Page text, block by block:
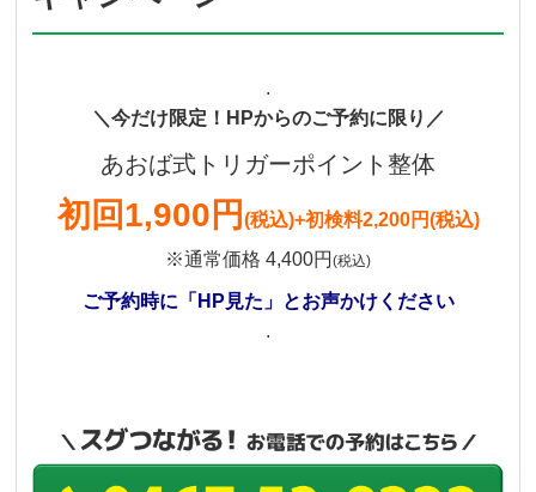
.
＼今だけ限定！HPからのご予約に限り／
あおば式トリガーポイント整体
初回1,900円 (税込)+初検料2,200円(税込)
※通常価格 4,400円 (税込)
ご予約時に「HP見た」とお声かけください
.